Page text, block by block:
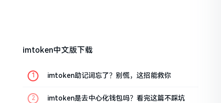
imtoken中文版下载
imtoken助记词忘了？别慌，这招能救你
imtoken是去中心化钱包吗？看完这篇不踩坑